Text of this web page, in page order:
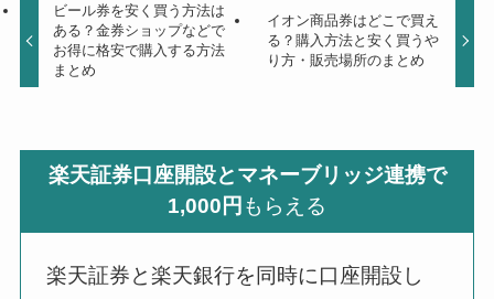
ビール券を安く買う方法は
ある？金券ショップなどで
お得に格安で購入する方法
まとめ
イオン商品券はどこで買え
る？購入方法と安く買うや
り方・販売場所のまとめ
楽天証券口座開設とマネーブリッジ連携で
1,000円 もらえる
楽天証券と楽天銀行を同時に口座開設し